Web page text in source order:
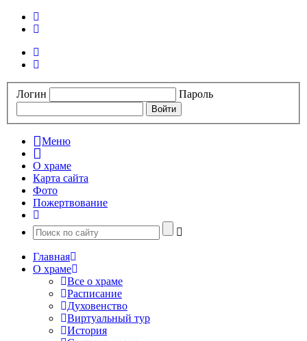
Логин Пароль
Меню
О храме
Карта сайта
Фото
Пожертвование
Главная
О храме
Все о храме
Расписание
Духовенство
Виртуальный тур
История